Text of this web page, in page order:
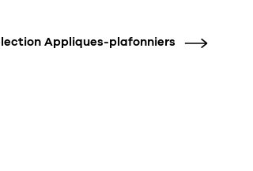
Appliques-plafonniers